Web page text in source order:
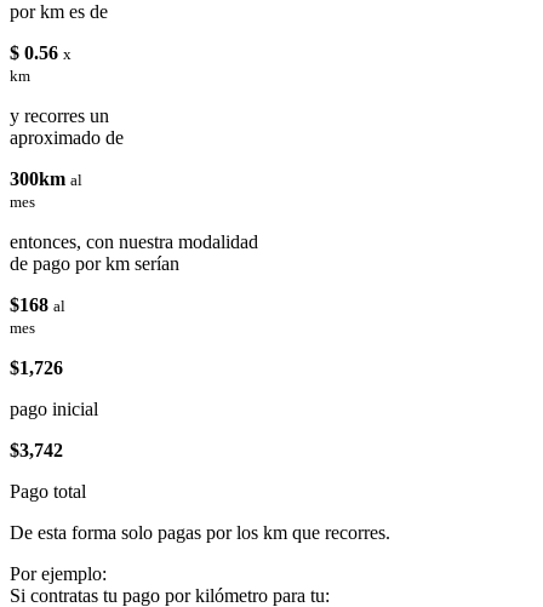
por km es de
$ 0.56 x
km
y recorres un
aproximado de
300km al
mes
entonces, con nuestra modalidad
de pago por km serían
$168 al
mes
$1,726
pago inicial
$3,742
Pago total
De esta forma solo pagas por los km que recorres.
Por ejemplo:
Si contratas tu pago por kilómetro para tu: